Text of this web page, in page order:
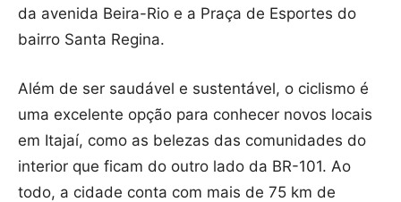
da avenida Beira-Rio e a Praça de Esportes do
bairro Santa Regina.
Além de ser saudável e sustentável, o ciclismo é
uma excelente opção para conhecer novos locais
em Itajaí, como as belezas das comunidades do
interior que ficam do outro lado da BR-101. Ao
todo, a cidade conta com mais de 75 km de